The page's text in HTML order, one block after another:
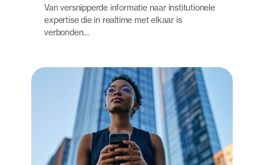
Van versnipperde informatie naar institutionele
expertise die in realtime met elkaar is
verbonden…